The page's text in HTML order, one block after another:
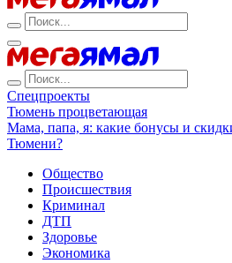
Спецпроекты
Тюмень процветающая
Мама, папа, я: какие бонусы и
Тюмени?
Общество
Происшествия
Криминал
ДТП
Здоровье
Экономика